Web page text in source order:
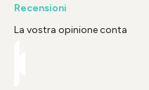
Recensioni
La vostra opinione conta